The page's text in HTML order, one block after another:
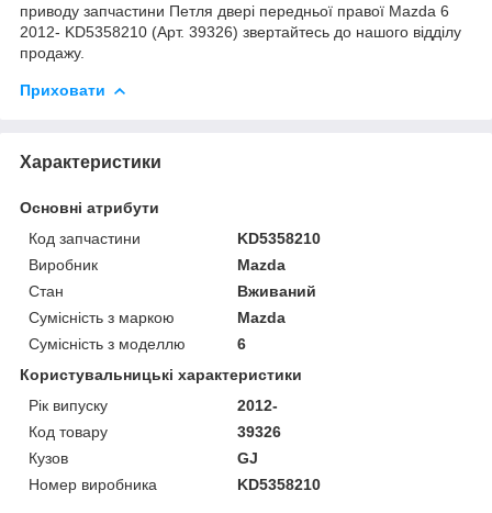
приводу запчастини Петля двері передньої правої Mazda 6
2012- KD5358210 (Арт. 39326) звертайтесь до нашого відділу
продажу.
Приховати
Характеристики
Основні атрибути
Код запчастини
KD5358210
Виробник
Mazda
Стан
Вживаний
Сумісність з маркою
Mazda
Сумісність з моделлю
6
Користувальницькі характеристики
Рік випуску
2012-
Код товару
39326
Кузов
GJ
Номер виробника
KD5358210